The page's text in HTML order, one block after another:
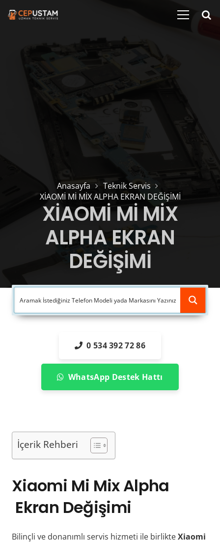
Anasayfa
Teknik Servis
XİAOMİ Mİ MİX ALPHA EKRAN DEĞİŞİMİ
XİAOMİ Mİ MİX
ALPHA EKRAN
DEĞİŞİMİ
0 534 392 72 86
WhatsApp Destek Hattı
İçerik Rehberi
Xiaomi Mi Mix Alpha
Ekran Değişimi
Bilinçli ve donanımlı servis hizmeti ile birlikteXiaomi